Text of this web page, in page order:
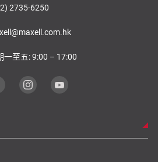
2735-6250
一至五: 9:00 – 17:00